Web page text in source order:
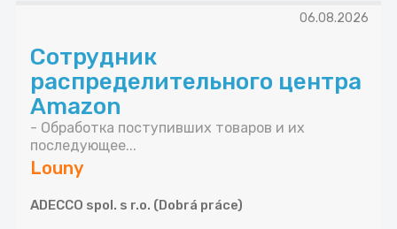
06.08.2026
Сотрудник
распределительного центра
Amazon
- Обработка поступивших товаров и их
последующее...
Louny
ADECCO spol. s r.o. (Dobrá práce)